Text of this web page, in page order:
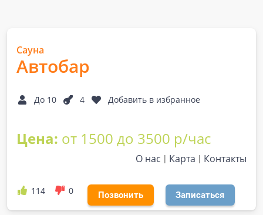
Сауна
Автобар
До 10 4 Добавить в избранное
Цена: от 1500 до 3500 р/час
О нас Карта Контакты
114 0 Позвонить Записаться